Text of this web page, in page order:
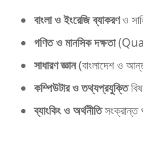
বাংলা ও ইংরেজি ব্যাকরণও
গণিত ও মানসিক দক্ষতা
সাধারণ জ্ঞান(বাংলাদেশ ও
কম্পিউটার ও তথ্যপ্রযুক্তি
ব্যাংকিং ও অর্থনীতিসংক্রান্ত